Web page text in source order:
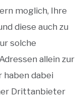
moglich, Ihre
diese auch zu
solche
allein zur
haben dabei
Drittanbieter